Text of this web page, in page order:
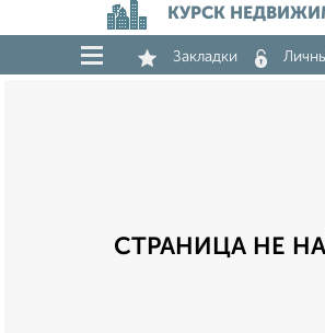
КУРСК
Закладки
СТРАНИЦА НЕ